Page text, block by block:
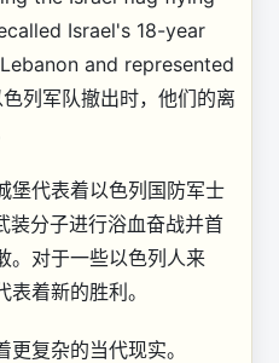
Israel's 18-year
and represented
列军队撤出时，他们的离
堡代表着以色列国防军士
装分子进行浴血奋战并首
。对于一些以色列人来
表着新的胜利。
复杂的当代现实。